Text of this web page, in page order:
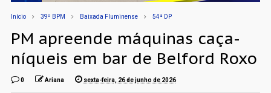
Início 39º BPM Baixada Fluminense 54ª DP
PM apreende máquinas caça-
níqueis em bar de Belford Roxo
0 Ariana sexta-feira, 26 de junho de 2026